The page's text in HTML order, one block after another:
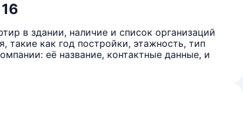
в здании, наличие и список организаций
такие как год постройки, этажность, тип
её название, контактные данные, и